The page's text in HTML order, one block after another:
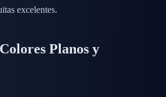
excelentes.
Planos y